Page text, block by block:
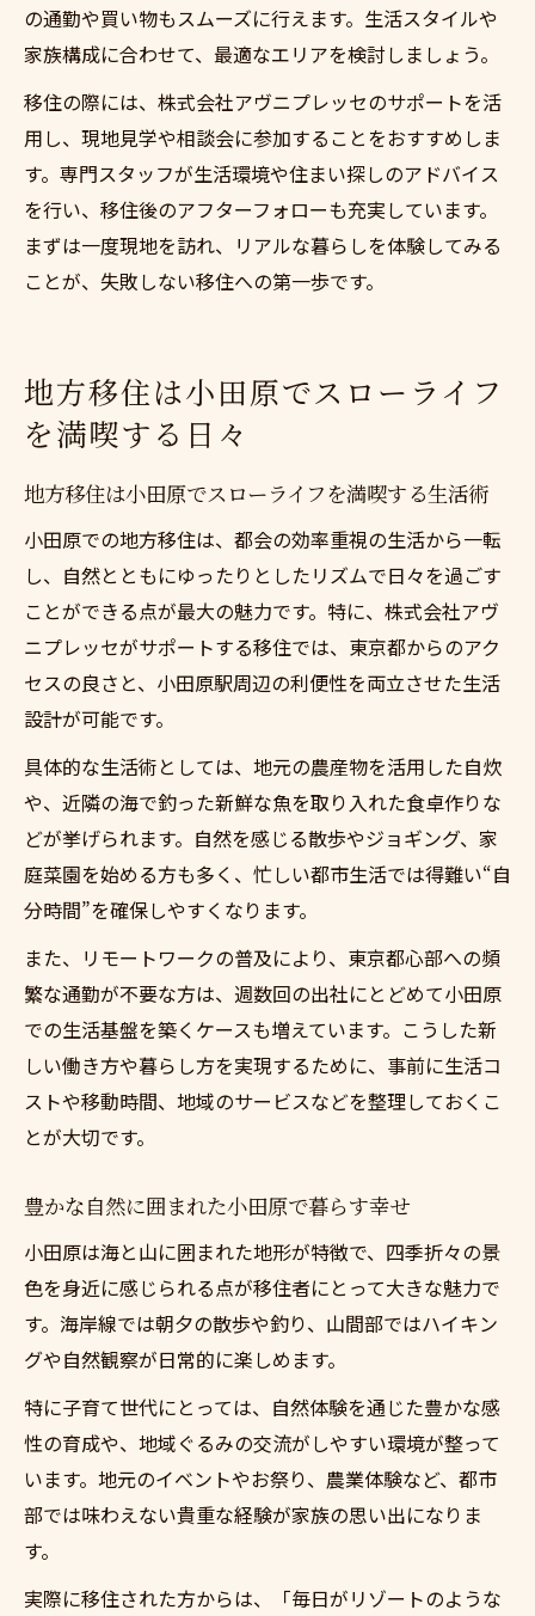
の通勤や買い物もスムーズに行えます。生活スタイルや
家族構成に合わせて、最適なエリアを検討しましょう。
移住の際には、株式会社アヴニプレッセのサポートを活
用し、現地見学や相談会に参加することをおすすめしま
す。専門スタッフが生活環境や住まい探しのアドバイス
を行い、移住後のアフターフォローも充実しています。
まずは一度現地を訪れ、リアルな暮らしを体験してみる
ことが、失敗しない移住への第一歩です。
地方移住は小田原でスローライフ
を満喫する日々
地方移住は小田原でスローライフを満喫する生活術
小田原での地方移住は、都会の効率重視の生活から一転
し、自然とともにゆったりとしたリズムで日々を過ごす
ことができる点が最大の魅力です。特に、株式会社アヴ
ニプレッセがサポートする移住では、東京都からのアク
セスの良さと、小田原駅周辺の利便性を両立させた生活
設計が可能です。
具体的な生活術としては、地元の農産物を活用した自炊
や、近隣の海で釣った新鮮な魚を取り入れた食卓作りな
どが挙げられます。自然を感じる散歩やジョギング、家
庭菜園を始める方も多く、忙しい都市生活では得難い“自
分時間”を確保しやすくなります。
また、リモートワークの普及により、東京都心部への頻
繁な通勤が不要な方は、週数回の出社にとどめて小田原
での生活基盤を築くケースも増えています。こうした新
しい働き方や暮らし方を実現するために、事前に生活コ
ストや移動時間、地域のサービスなどを整理しておくこ
とが大切です。
豊かな自然に囲まれた小田原で暮らす幸せ
小田原は海と山に囲まれた地形が特徴で、四季折々の景
色を身近に感じられる点が移住者にとって大きな魅力で
す。海岸線では朝夕の散歩や釣り、山間部ではハイキン
グや自然観察が日常的に楽しめます。
特に子育て世代にとっては、自然体験を通じた豊かな感
性の育成や、地域ぐるみの交流がしやすい環境が整って
います。地元のイベントやお祭り、農業体験など、都市
部では味わえない貴重な経験が家族の思い出になりま
す。
実際に移住された方からは、「毎日がリゾートのような